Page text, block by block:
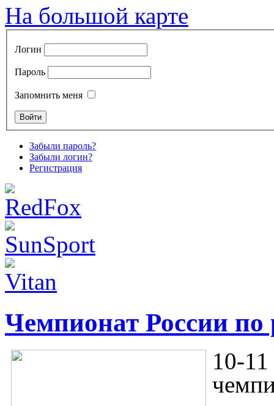
На большой карте
Логин
Пароль
Запомнить меня
Забыли пароль?
Забыли логин?
Регистрация
Чемпионат России по
10-